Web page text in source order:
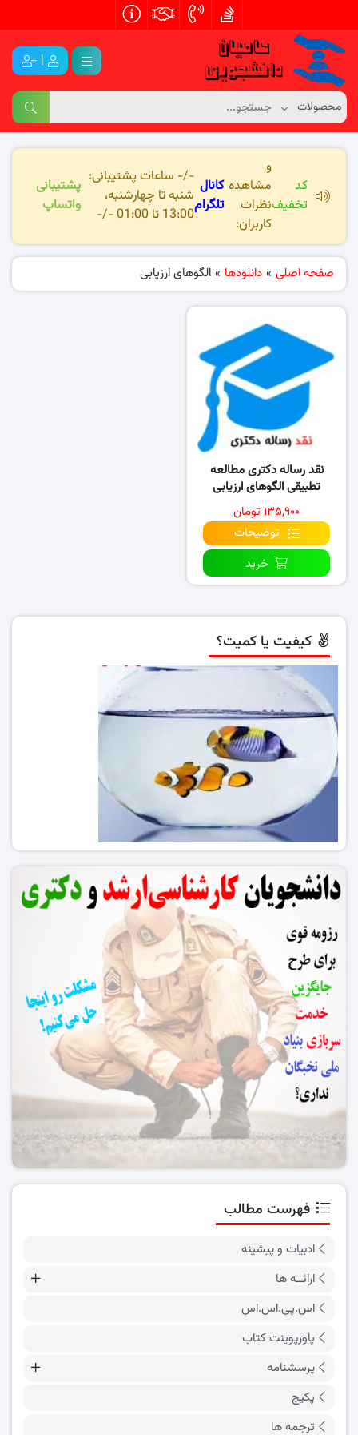
|
کد
تخفیف
و
مشاهده
نظرات
کاربران:
کانال
تلگرام
-/- ساعات پشتیبانی:
شنبه تا چهارشنبه،
13:00 تا 01:00 -/-
پشتیبانی
واتساپ
صفحه اصلی » دانلودها » الگوهای ارزیابی
نقد رساله دکتری مطالعه
تطبیقی الگوهای ارزیابی
توسعه‌ مدیریت در نظام
سلامت..
۱۳۵,۹۰۰ تومان
توضیحات
خرید
کیفیت یا کمیت؟
فهرست مطالب
ادبیات و پیشینه
ارائــه ها
اس.پی.اس.اس
پاورپوینت کتاب
پرسشنامه
پکیج
ترجمه ها